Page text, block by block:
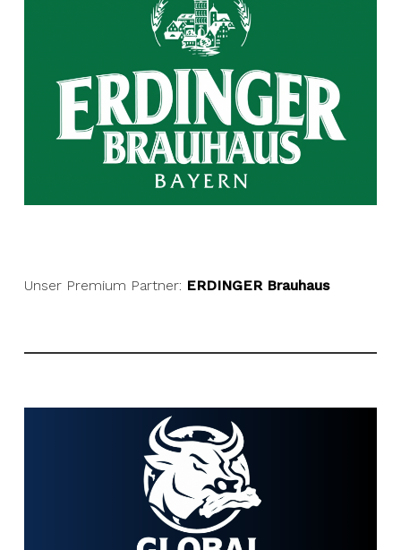
Unser Premium Partner: ERDINGER Brauhaus